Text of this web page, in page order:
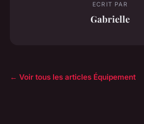
ECRIT PAR
Gabrielle
← Voir tous les articles Équipement